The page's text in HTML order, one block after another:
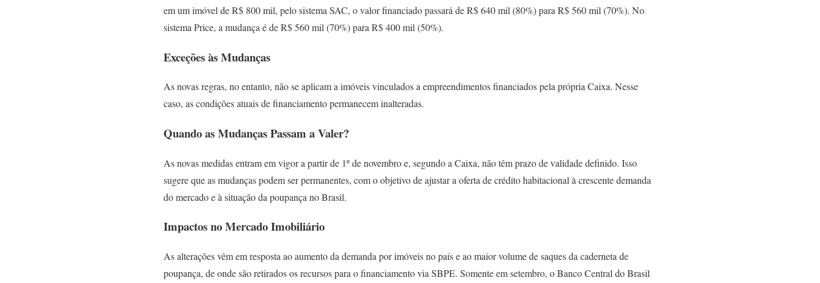
em um imóvel de R$ 800 mil, pelo sistema SAC, o valor financiado passará de R$ 640 mil (80%) para R$ 560 mil (70%). No
sistema Price, a mudança é de R$ 560 mil (70%) para R$ 400 mil (50%).
Exceções às Mudanças
As novas regras, no entanto, não se aplicam a imóveis vinculados a empreendimentos financiados pela própria Caixa. Nesse
caso, as condições atuais de financiamento permanecem inalteradas.
Quando as Mudanças Passam a Valer?
As novas medidas entram em vigor a partir de 1º de novembro e, segundo a Caixa, não têm prazo de validade definido. Isso
sugere que as mudanças podem ser permanentes, com o objetivo de ajustar a oferta de crédito habitacional à crescente demanda
do mercado e à situação da poupança no Brasil.
Impactos no Mercado Imobiliário
As alterações vêm em resposta ao aumento da demanda por imóveis no país e ao maior volume de saques da caderneta de
poupança, de onde são retirados os recursos para o financiamento via SBPE. Somente em setembro, o Banco Central do Brasil